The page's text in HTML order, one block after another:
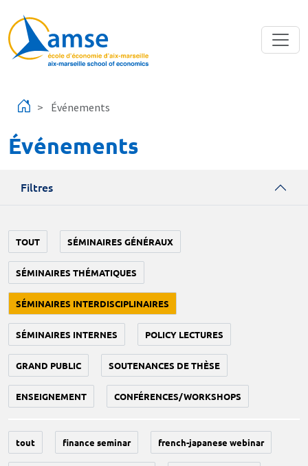
Événements
Événements
Filtres
TOUT SÉMINAIRES GÉNÉRAUX
SÉMINAIRES THÉMATIQUES
SÉMINAIRES INTERDISCIPLINAIRES
SÉMINAIRES INTERNES POLICY LECTURES
GRAND PUBLIC SOUTENANCES DE THÈSE
ENSEIGNEMENT CONFÉRENCES/WORKSHOPS
tout finance seminar french-japanese webinar